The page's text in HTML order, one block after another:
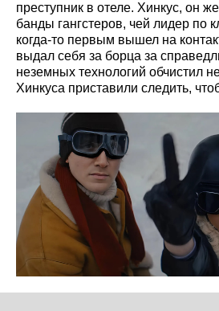
преступник в отеле. Хинкус, он
банды гангстеров, чей лидер по
когда-то первым вышел на
выдал себя за борца за
неземных технологий обчистил
Хинкуса приставили следить,